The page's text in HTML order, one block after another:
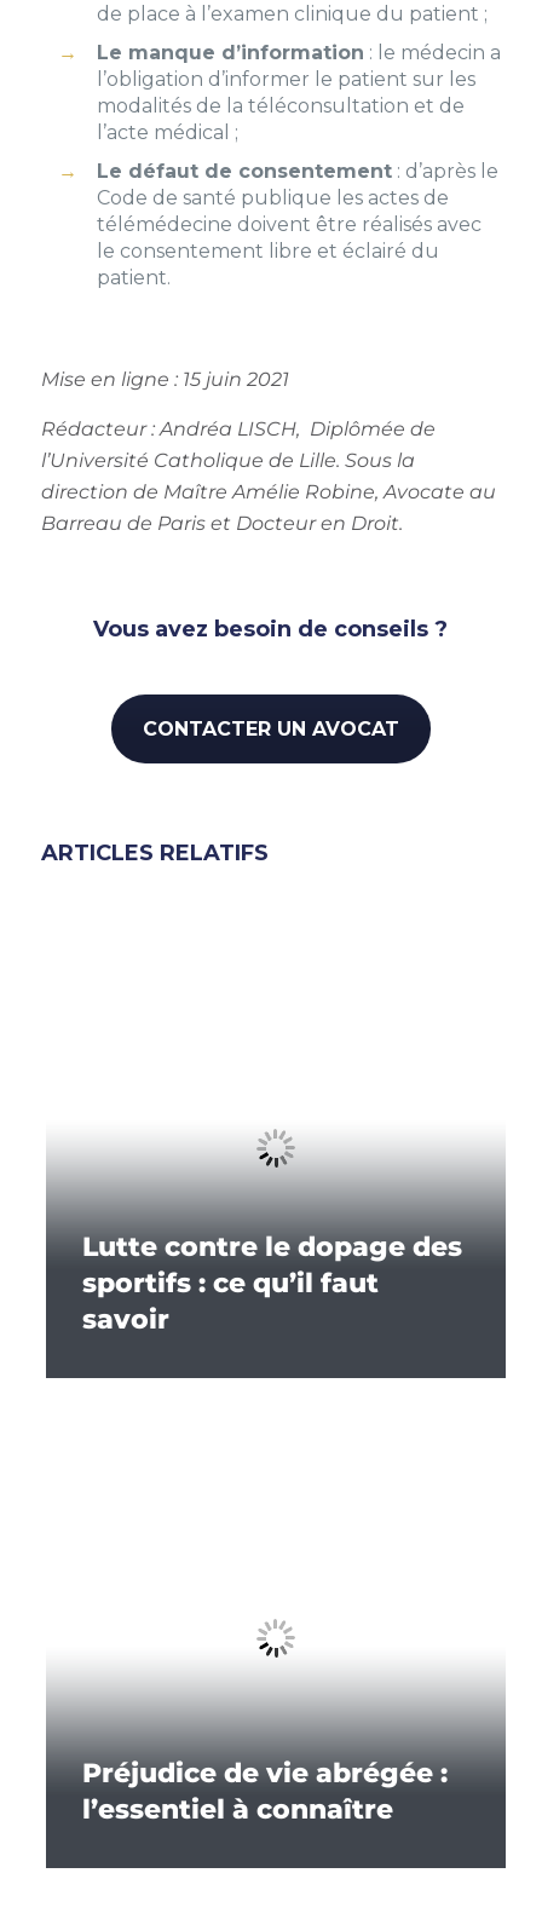
de place à l’examen clinique du patient ;
Le manque d’information : le médecin a
l’obligation d’informer le patient sur les
modalités de la téléconsultation et de
l’acte médical ;
Le défaut de consentement: d’après le
Code de santé publique les actes de
télémédecine doivent être réalisés avec
le consentement libre et éclairé du
patient.
Mise en ligne : 15 juin 2021
Rédacteur :Andréa LISCH, Diplômée de
l’Université Catholique de Lille. Sous la
direction de Maître Amélie Robine, Avocate au
Barreau de Paris et Docteur en Droit.
Vous avez besoin de conseils ?
CONTACTER UN AVOCAT
ARTICLES RELATIFS
Lutte contre le dopage des
sportifs : ce qu’il faut
savoir
Préjudice de vie abrégée :
l’essentiel à connaître